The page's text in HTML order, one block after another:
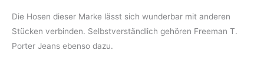
Die Hosen dieser Marke lässt sich wunderbar mit anderen
Stücken verbinden. Selbstverständlich gehören Freeman T.
Porter Jeans ebenso dazu.